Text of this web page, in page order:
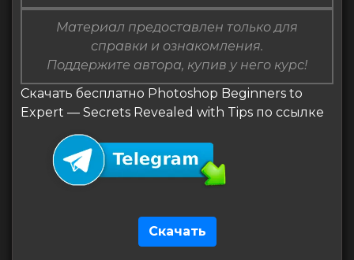
Материал предоставлен только для
справки и ознакомления.
Поддержите автора, купив у него курс!
Скачать бесплатно Photoshop Beginners to
Expert — Secrets Revealed with Tips по ссылке
Скачать